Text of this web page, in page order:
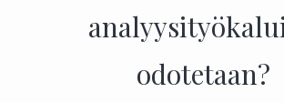
odotetaan?